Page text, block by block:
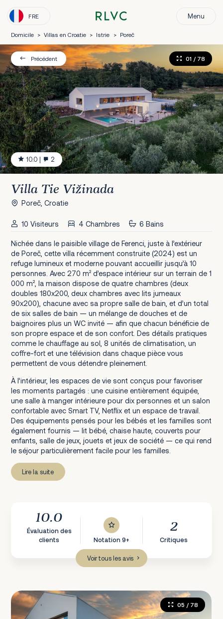
FRE Menu
Domicile > Villas en Croatie > Istrie > Poreč
Précédent
10.0 | 2
01 / 78
Villa Tie Vižinada
Poreč, Croatie
10 Visiteurs 4 Chambres 6 Bains
Nichée dans le paisible village de Ferenci, juste à l’extérieur
de Poreč, cette villa récemment construite (2024) est un
refuge lumineux et moderne pouvant accueillir jusqu’à 10
personnes. Avec 270 m² d’espace intérieur sur un terrain de 1
000 m², la maison dispose de quatre chambres (deux
doubles 180x200, deux chambres avec lits jumeaux
90x200), chacune avec sa propre salle de bain, et d’un total
de six salles de bain — un mélange de douches et de
baignoires plus un WC invité — afin que chacun bénéficie de
son propre espace et de son confort. Des détails pratiques
comme le chauffage au sol, 8 unités de climatisation, un
coffre-fort et une télévision dans chaque pièce vous
permettent de vous détendre pleinement.
À l’intérieur, les espaces de vie sont conçus pour favoriser
les moments partagés : une cuisine entièrement équipée,
une salle à manger intérieure pour dix personnes et un salon
confortable avec Smart TV, Netflix et un espace de travail.
Des équipements pensés pour les bébés et les familles sont
également fournis — lit bébé, chaise haute, couverts pour
enfants, salle de jeux, jouets et jeux de société — ce qui rend
le séjour particulièrement facile pour les familles.
Lire la suite
10.0
Évaluation des
clients
Notation 9+
2
Critiques
Voir tous les avis
05 / 78